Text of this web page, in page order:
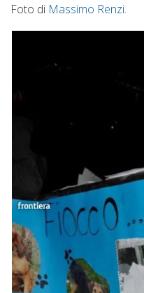
Foto di Massimo Renzi.